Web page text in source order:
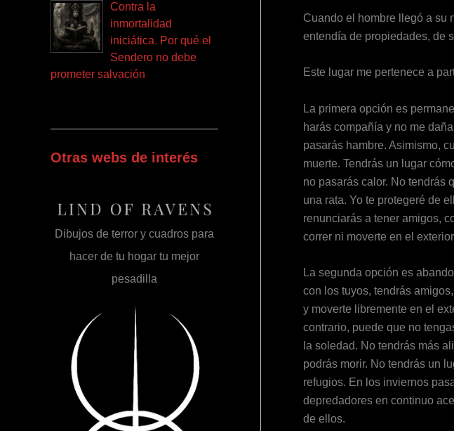
Contra la
inmortalidad
iniciática. Por qué el
Sendero no debe
prometer salvación
Otras webs de interés
Dibujos de terror y cuadros para
hacer de tu hogar tu mejor
pesadilla
Cuando el hombre llegó a su
entendía de propiedades, de
Este lugar me pertenece a
La primera opción es
harás compañía y no me
pasarás hambre. Asimismo,
muerte. Tendrás un lugar
no pasarás calor. No tendrás
una rata. Yo te protegeré de
renunciarás a tener amigos,
correr ni moverte en el
La segunda opción es
con los tuyos, tendrás
y moverte libremente en el
contrario, puede que no
la soledad. No tendrás más
podrás morir. No tendrás un
refugios. En los inviernos
depredadores en continuo
de ellos.